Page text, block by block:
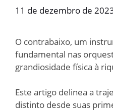
11 de dezembro de
O contrabaixo, um
fundamental nas
grandiosidade física à
Este artigo delinea a
distinto desde suas